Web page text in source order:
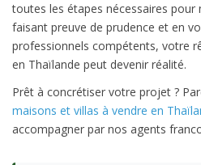
toutes les étapes nécessaires pour
faisant preuve de prudence et en
professionnels compétents, votre
en Thaïlande peut devenir réalité.
Prêt à concrétiser votre projet ?
maisons et villas à vendre en
accompagner par nos agents